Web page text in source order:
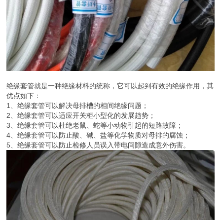
绝缘套管就是一种绝缘材料的统称，它可以起到有效的绝缘作用，其
优点如下：
1、绝缘套管可以解决母排槽的相间绝缘问题；
2、绝缘套管可以适应开关柜小型化的发展趋势；